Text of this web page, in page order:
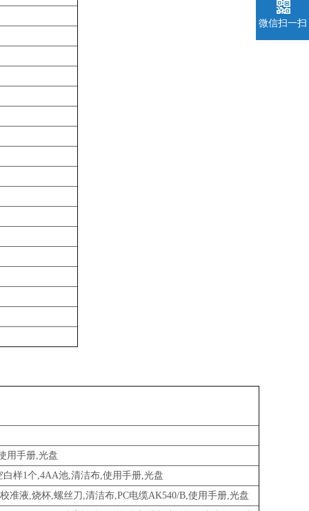
用手册,光盘
白样1个,4AA池,清洁布,使用手册,光盘
准液,烧杯,螺丝刀,清洁布,PC电缆AK540/B,使用手册,光盘
微信扫一扫